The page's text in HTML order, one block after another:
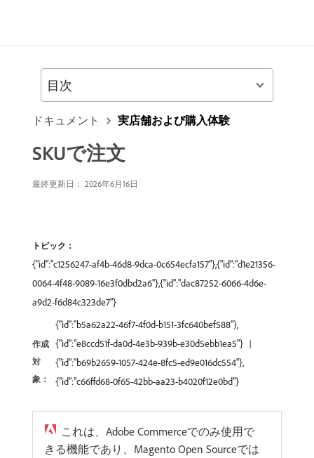
ドキュメント 実店舗および購入体験
SKUで注文
最終更新日： 2026年6月16日
トピック：
{"id":"c1256247-af4b-46d8-9dca-0c654ecfa157"},{"id":"d1e21356-
0064-4f48-9089-16e3f0dbd2a6"},{"id":"dac87252-6066-4d6e-
a9d2-f6d84c323de7"}
作成
対
象：
{"id":"b5a62a22-46f7-4f0d-b151-3fc640bef588"},
{"id":"e8ccd51f-da0d-4e3b-939b-e30d5ebb1ea5"}
{"id":"b69b2659-1057-424e-8fc5-ed9e016dc554"},
{"id":"c66ffd68-0f65-42bb-aa23-b4020f12e0bd"}
これは、Adobe Commerceでのみ使用で
きる機能であり、Magento Open Sourceでは
目次